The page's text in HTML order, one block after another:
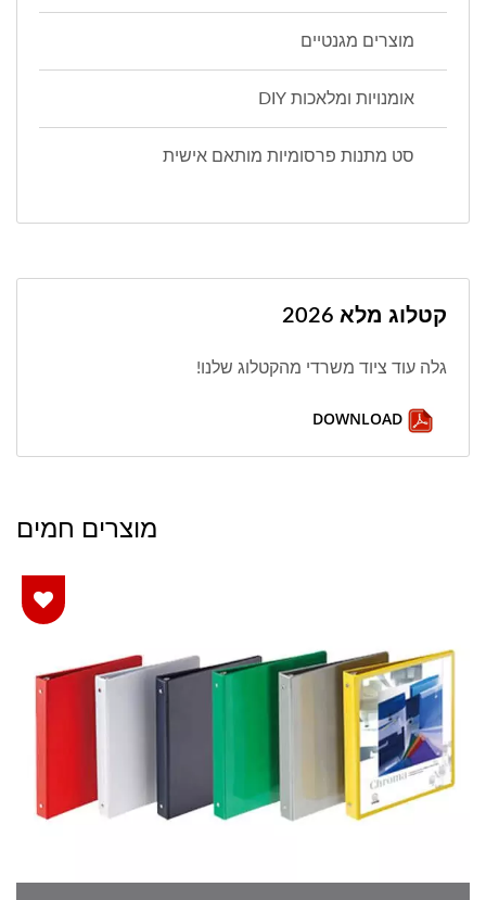
מוצרים מגנטיים
אומנויות ומלאכות DIY
סט מתנות פרסומיות מותאם אישית
קטלוג מלא 2026
גלה עוד ציוד משרדי מהקטלוג שלנו!
מוצרים חמים